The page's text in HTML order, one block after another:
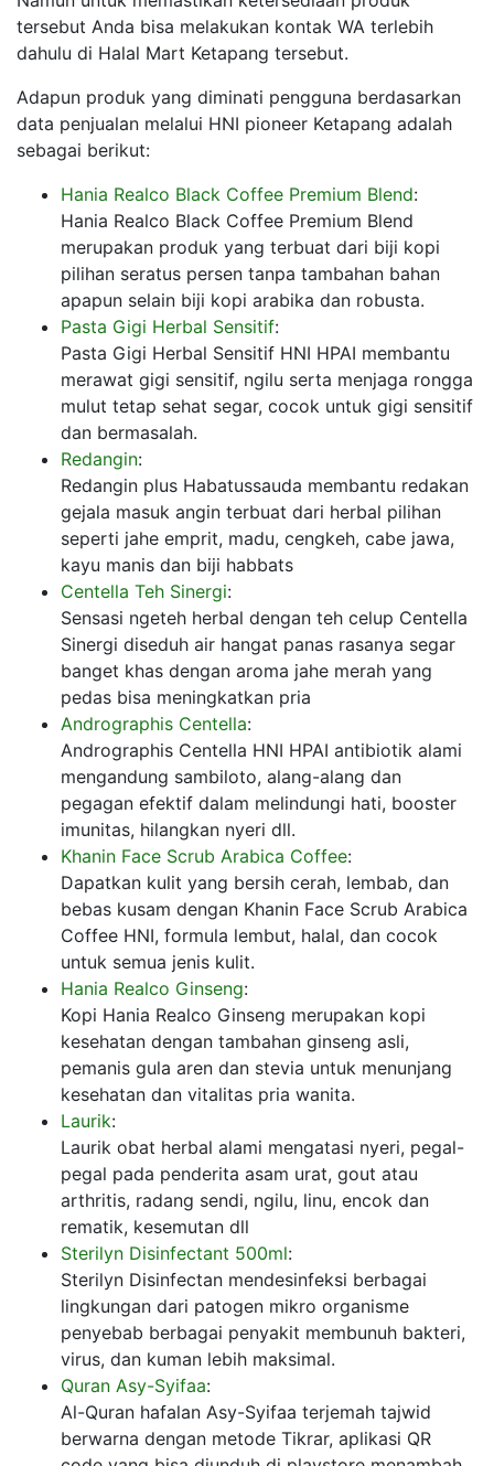
tersebut Anda bisa melakukan kontak WA terlebih
dahulu di Halal Mart Ketapang tersebut.
Adapun produk yang diminati pengguna berdasarkan
data penjualan melalui HNI pioneer Ketapang adalah
sebagai berikut:
Hania Realco Black Coffee Premium Blend:
Hania Realco Black Coffee Premium Blend
merupakan produk yang terbuat dari biji kopi
pilihan seratus persen tanpa tambahan bahan
apapun selain biji kopi arabika dan robusta.
Pasta Gigi Herbal Sensitif:
Pasta Gigi Herbal Sensitif HNI HPAI membantu
merawat gigi sensitif, ngilu serta menjaga rongga
mulut tetap sehat segar, cocok untuk gigi sensitif
dan bermasalah.
Redangin:
Redangin plus Habatussauda membantu redakan
gejala masuk angin terbuat dari herbal pilihan
seperti jahe emprit, madu, cengkeh, cabe jawa,
kayu manis dan biji habbats
Centella Teh Sinergi:
Sensasi ngeteh herbal dengan teh celup Centella
Sinergi diseduh air hangat panas rasanya segar
banget khas dengan aroma jahe merah yang
pedas bisa meningkatkan pria
Andrographis Centella:
Andrographis Centella HNI HPAI antibiotik alami
mengandung sambiloto, alang-alang dan
pegagan efektif dalam melindungi hati, booster
imunitas, hilangkan nyeri dll.
Khanin Face Scrub Arabica Coffee:
Dapatkan kulit yang bersih cerah, lembab, dan
bebas kusam dengan Khanin Face Scrub Arabica
Coffee HNI, formula lembut, halal, dan cocok
untuk semua jenis kulit.
Hania Realco Ginseng:
Kopi Hania Realco Ginseng merupakan kopi
kesehatan dengan tambahan ginseng asli,
pemanis gula aren dan stevia untuk menunjang
kesehatan dan vitalitas pria wanita.
Laurik:
Laurik obat herbal alami mengatasi nyeri, pegal-
pegal pada penderita asam urat, gout atau
arthritis, radang sendi, ngilu, linu, encok dan
rematik, kesemutan dll
Sterilyn Disinfectant 500ml:
Sterilyn Disinfectan mendesinfeksi berbagai
lingkungan dari patogen mikro organisme
penyebab berbagai penyakit membunuh bakteri,
virus, dan kuman lebih maksimal.
Quran Asy-Syifaa:
Al-Quran hafalan Asy-Syifaa terjemah tajwid
berwarna dengan metode Tikrar, aplikasi QR